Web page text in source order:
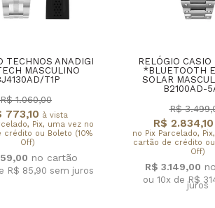
TECHNOS ANADIGI
MASCULINO
T1P
773,10 à vista
Pix, uma vez no
crédito ou Boleto (10%
Off)
R$ 1.060,00
R$ 85,90 sem juros
RELÓGIO CASIO
*BLUETOOTH
SOLAR
B2100AD-
R$ 2.834,10
no Pix Parcelado,
cartão de crédito ou
Off)
R$
R$ 3.149,00
ou 10x de R$
juros